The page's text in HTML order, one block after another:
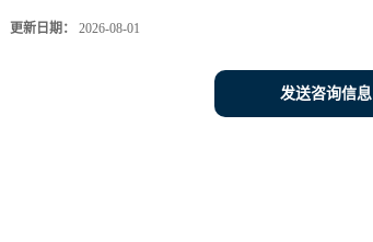
更新日期： 2026-08-01
发送咨询信息